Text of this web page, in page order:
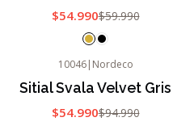
$54.990$59.990
Agotado
10046| Nordeco
Sitial Svala Velvet Gris
$54.990$94.990